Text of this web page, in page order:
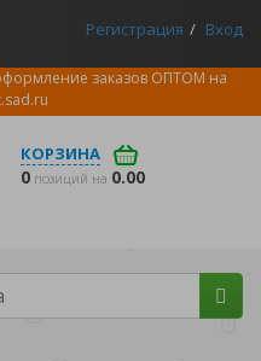
Регистрация Вход
заказов ОПТОМ на
КОРЗИНА
0 позиций на 0.00